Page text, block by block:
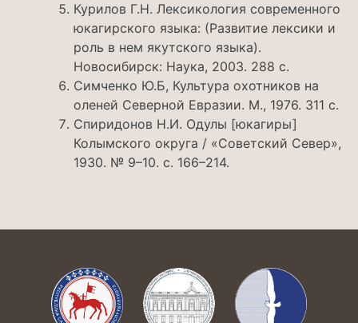
Курилов Г.Н. Лексикология современного
юкагирского языка: (Развитие лексики и
роль в нем якутского языка).
Новосибирск: Наука, 2003. 288 с.
Симченко Ю.Б, Культура охотников на
оленей Северной Евразии. М., 1976. 311 с.
Спиридонов Н.И. Одулы [юкагиры]
Колымского округа / «Советский Север»,
1930. № 9–10. с. 166–214.